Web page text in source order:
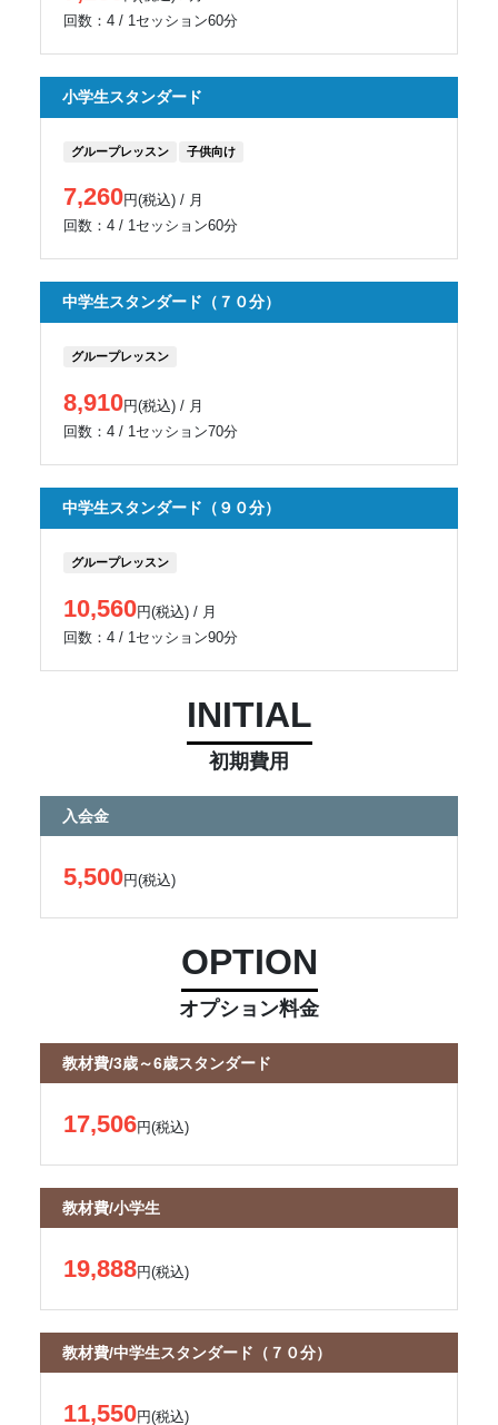
回数：4 / 1セッション60分
小学生スタンダード
グループレッスン 子供向け
7,260円(税込) / 月
回数：4 / 1セッション60分
中学生スタンダード（７０分）
グループレッスン
8,910円(税込) / 月
回数：4 / 1セッション70分
中学生スタンダード（９０分）
グループレッスン
10,560円(税込) / 月
回数：4 / 1セッション90分
INITIAL
初期費用
入会金
5,500円(税込)
OPTION
オプション料金
教材費/3歳～6歳スタンダード
17,506円(税込)
教材費/小学生
19,888円(税込)
教材費/中学生スタンダード（７０分）
11,550円(税込)